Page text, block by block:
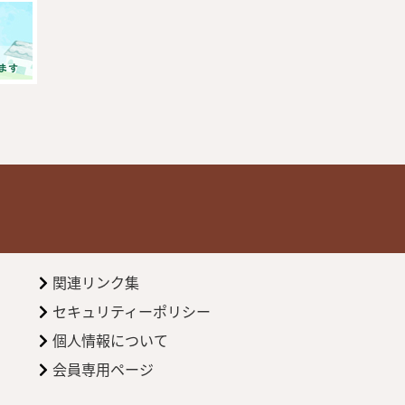
関連リンク集
セキュリティーポリシー
個人情報について
会員専用ページ